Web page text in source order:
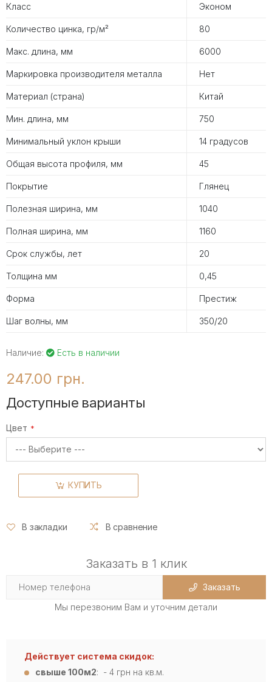
Класс Эконом
Количество цинка, гр/м² 80
Макс. длина, мм 6000
Маркировка производителя металла Нет
Материал (страна) Китай
Мин. длина, мм 750
Минимальный уклон крыши 14 градусов
Общая высота профиля, мм 45
Покрытие Глянец
Полезная ширина, мм 1040
Полная ширина, мм 1160
Срок службы, лет 20
Толщина мм 0,45
Форма Престиж
Шаг волны, мм 350/20
Наличие: Есть в наличии
247.00 грн.
Доступные варианты
Цвет
КУПИТЬ
В закладки В сравнение
Заказать в 1 клик
Заказать
Мы перезвоним Вам и уточним детали
Действует система скидок:
свыше 100м2: - 4 грн на кв.м.